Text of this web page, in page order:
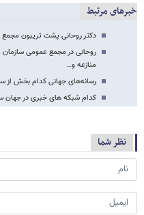
خبرهای مرتبط
دکتر روحانی پشت تریبون
روحانی در مجمع عمومی سازمان
منازعه و…
رسانه‌های جهانی کدام بخش از
کدام شبکه های خبری در جهان
نظر شما